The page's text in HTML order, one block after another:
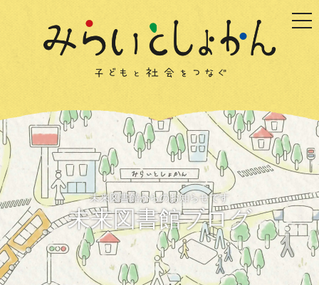
未来図書館からのお知らせです
未来図書館ブログ